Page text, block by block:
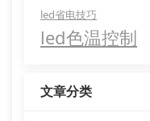
led省电技巧
led色温控制
文章分类